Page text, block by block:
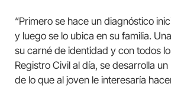
“Primero se hace un diagnóstico
y luego se lo ubica en su familia.
su carné de identidad y con todos
Registro Civil al día, se desarrolla
de lo que al joven le interesaría